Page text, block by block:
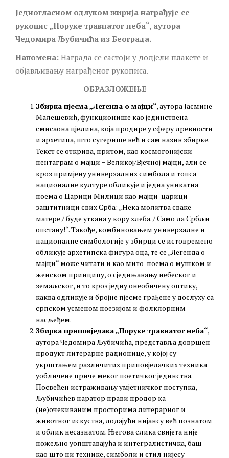
Једногласном одлуком жирија награђује се
рукопис „Поруке травнатог неба“, аутора
Чедомира Љубичића из Београда.
Напомена: Награда се састоји у додјели плакете и
објављивању награђеног рукописа.
ОБРАЗЛОЖЕЊЕ
Збирка пјесма „Легенда о мајци“, аутора Јасмине
Малешевић, функционише као јединствена
смисаона цјелина, која продире у сферу древности
и архетипа, што сугерише већ и сам назив збирке.
Текст се открива, притом, као космогонијски
пентаграм о мајци − Великој/Вјечној мајци, али се
кроз примјену универзалних симбола и топса
националне културе обликује и једна уникатна
поема о Царици Милици као мајци-царици
заштитници свих Срба: „Нека молитва сваке
матере / буде уткана у кору хлеба. / Само да Србљи
опстану!“. Такође, комбиновањем универзалне и
националне симбологије у збирци се истовремено
обликује архетипска фигура оца, те се „Легенда о
мајци“ може читати и као мито-поема о мушком и
женском принципу, о сједињавању небеског и
земаљског, и то кроз једну онеобичену оптику,
каква одликује и бројне пјесме грађене у дослуху са
српском усменом поезијом и фолклорним
насљеђем.
Збирка приповједака „Поруке травнатог неба“,
аутора Чедомира Љубичића, представља довршен
продукт литерарне радионице, у којој су
укрштањем различитих приповједачких техника
уобличене приче меког поетичког јединства.
Посвећен истраживању умјетничког поступка,
Љубичићев наратор прави продор ка
(не)очекиваним просторима литерарног и
животног искуства, додајући нијансу већ познатом
и облик несазнатом. Његова слика свијета није
пожељно уопштавајућа и интегралистичка, баш
као што ни технике, симболи и стил нијесу